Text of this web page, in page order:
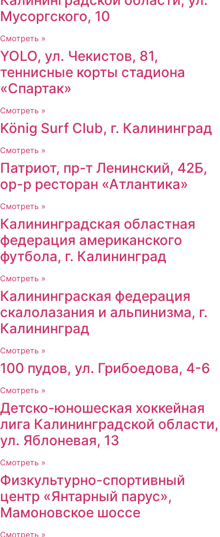
Мусоргского, 10
Смотреть »
YOLO, ул. Чекистов, 81,
теннисные корты стадиона
«Спартак»
Смотреть »
König Surf Club, г. Калининград
Смотреть »
Патриот, пр-т Ленинский, 42Б,
ор-р ресторан «Атлантика»
Смотреть »
Калининградская областная
федерация американского
футбола, г. Калининград
Смотреть »
Калининграская федерация
скалолазания и альпинизма, г.
Калининград
Смотреть »
100 пудов, ул. Грибоедова, 4-6
Смотреть »
Детско-юношеская хоккейная
лига Калининградской области,
ул. Яблоневая, 13
Смотреть »
Физкультурно-спортивный
центр «Янтарный парус»,
Мамоновское шоссе
Смотреть »